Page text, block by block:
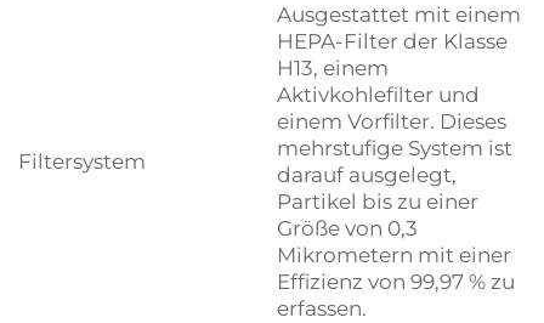
Filtersystem
Ausgestattet mit einem
HEPA-Filter der Klasse
H13, einem
Aktivkohlefilter und
einem Vorfilter. Dieses
mehrstufige System ist
darauf ausgelegt,
Partikel bis zu einer
Größe von 0,3
Mikrometern mit einer
Effizienz von 99,97 % zu
erfassen.